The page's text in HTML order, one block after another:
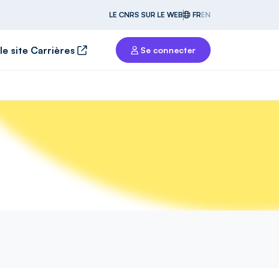
LE CNRS SUR LE WEB FREN
le site Carrières Se connecter